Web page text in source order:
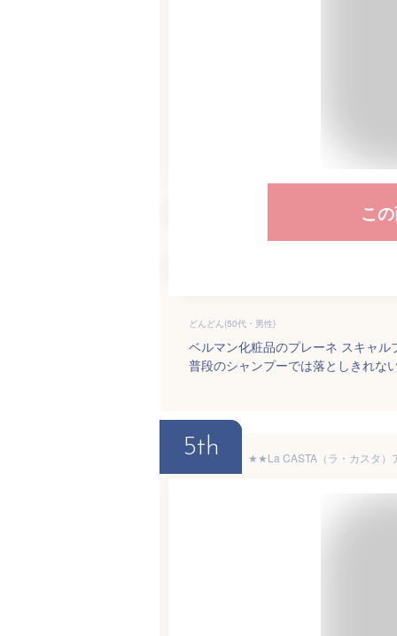
こ
どんどん(50代・男性)
ベルマン化粧品のプレーネ スキャ
普段のシャンプーでは落としきれな
5th